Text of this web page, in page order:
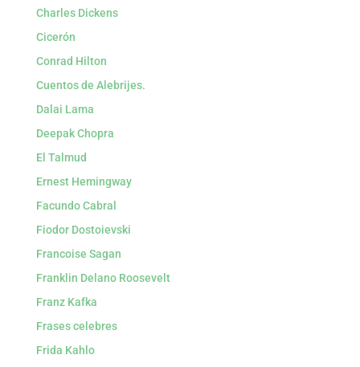
Charles Dickens
Cicerón
Conrad Hilton
Cuentos de Alebrijes.
Dalai Lama
Deepak Chopra
El Talmud
Ernest Hemingway
Facundo Cabral
Fiodor Dostoievski
Francoise Sagan
Franklin Delano Roosevelt
Franz Kafka
Frases celebres
Frida Kahlo